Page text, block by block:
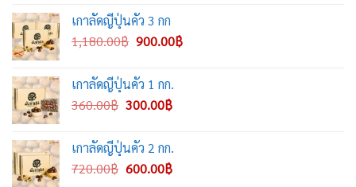
was:
2,000.00฿.
เกาลัดญี่ปุ่นคั่ว 3 กก
1,180.00฿ Original
was:
1,180.00฿.
900.00฿Current
เกาลัดญี่ปุ่นคั่ว 1 กก.
360.00฿ Original
was:
360.00฿.
300.00฿Current
300.00฿.
เกาลัดญี่ปุ่นคั่ว 2 กก.
720.00฿ Original
600.00฿Current